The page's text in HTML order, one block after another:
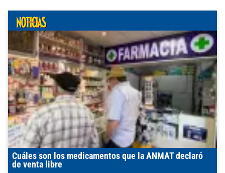
Cuáles son los medicamentos que la ANMAT declaró
de venta libre